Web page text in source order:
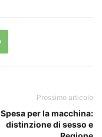
Prossimo articolo
Spesa per la macchina:
distinzione di sesso e